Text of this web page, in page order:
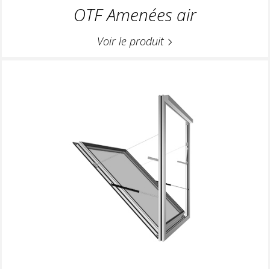
OTF Amenées air
Voir le produit